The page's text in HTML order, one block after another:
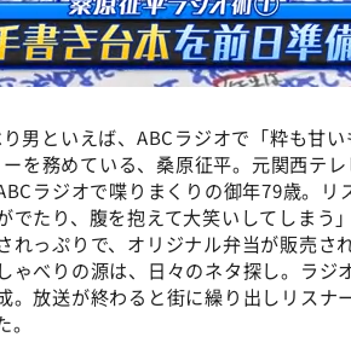
男といえば、ABCラジオで「粋も甘
を務めている、桑原征平。元関西テ
ラジオで喋りまくりの御年79歳。リ
でたり、腹を抱えて大笑いしてしまう
れっぷりで、オリジナル弁当が販売さ
ゃべりの源は、日々のネタ探し。ラジ
。放送が終わると街に繰り出しリスナ